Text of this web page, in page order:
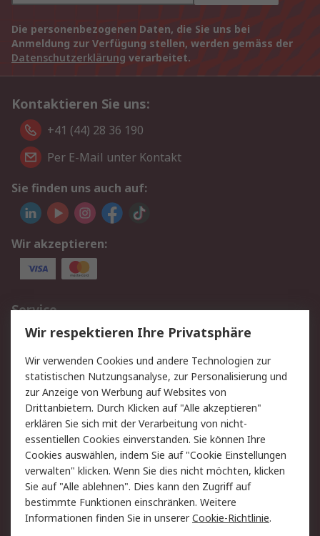
Die personenbezogenen Daten, die Sie uns bei
Anmeldung zur Verfügung stellen, werden gemäss der
Datenschutzerklärung verarbeitet.
Kontaktieren Sie uns:
+41 (44) 28 36 190
Per E-Mail unter Kontakt
Sie finden uns auch auf:
Wir akzeptieren:
Service
Value Added Services
Lieferlösungen
Rücksendungen
Kontakt
Hilfe
Rechtliches
AGB
Datenschutz
Cookie-Richtlinie
Zahlungsbedingungen
Copyright/Impressum
Über RS
Wir respektieren Ihre Privatsphäre
Wir verwenden Cookies und andere Technologien zur
statistischen Nutzungsanalyse, zur Personalisierung und
zur Anzeige von Werbung auf Websites von
Drittanbietern. Durch Klicken auf "Alle akzeptieren"
erklären Sie sich mit der Verarbeitung von nicht-
essentiellen Cookies einverstanden. Sie können Ihre
Cookies auswählen, indem Sie auf "Cookie Einstellungen
verwalten" klicken. Wenn Sie dies nicht möchten, klicken
Sie auf "Alle ablehnen". Dies kann den Zugriff auf
bestimmte Funktionen einschränken. Weitere
Informationen finden Sie in unsererCookie-Richtlinie.